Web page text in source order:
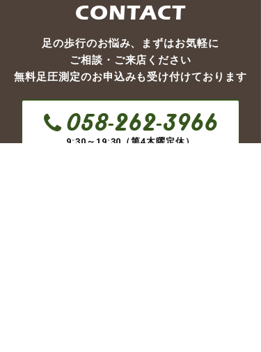
CONTACT
足の歩行のお悩み、まずはお気軽に
ご相談・ご来店ください
無料足圧測定のお申込みも受け付けております
058-262-3966
9:30～19:30（第4木曜定休）